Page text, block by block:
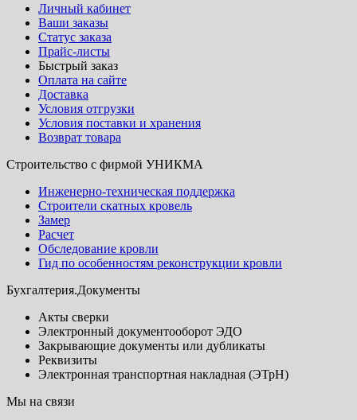
Личный кабинет
Ваши заказы
Статус заказа
Прайс-листы
Быстрый заказ
Оплата на сайте
Доставка
Условия отгрузки
Условия поставки и хранения
Возврат товара
Строительство с фирмой УНИКМА
Инженерно-техническая поддержка
Строители скатных кровель
Замер
Расчет
Обследование кровли
Гид по особенностям реконструкции кровли
Бухгалтерия.Документы
Акты сверки
Электронный документооборот ЭДО
Закрывающие документы или дубликаты
Реквизиты
Электронная транспортная накладная (ЭТрН)
Мы на связи